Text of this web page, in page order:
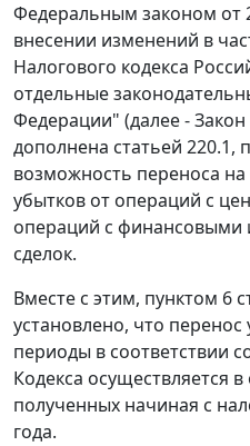
Федеральным законом от
внесении изменений в
Налогового кодекса
отдельные
Федерации" (далее - Закон
дополнена статьей
возможность переноса
убытков от операций с
операций с финансовыми
сделок.
Вместе с этим, пунктом 6
установлено, что
периоды в соответствии
Кодекса осуществляется
полученных начиная с
года.